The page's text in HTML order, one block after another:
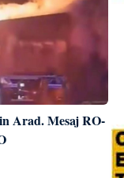
Arad. Mesaj RO-